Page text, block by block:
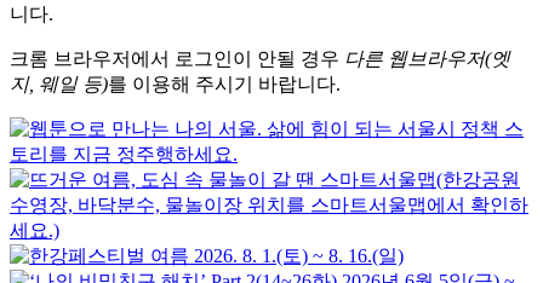
니다.
크롬 브라우저에서 로그인이 안될 경우 다른 웹브라우저(엣
지, 웨일 등)를 이용해 주시기 바랍니다.